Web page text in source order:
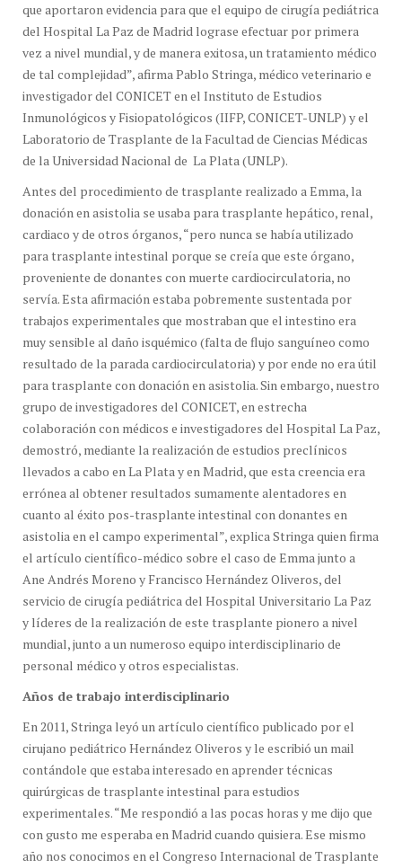
que aportaron evidencia para que el equipo de cirugía pediátrica
del Hospital La Paz de Madrid lograse efectuar por primera
vez a nivel mundial, y de manera exitosa, un tratamiento médico
de tal complejidad”, afirma Pablo Stringa, médico veterinario e
investigador del CONICET en el Instituto de Estudios
Inmunológicos y Fisiopatológicos (IIFP, CONICET-UNLP) y el
Laboratorio de Trasplante de la Facultad de Ciencias Médicas
de la Universidad Nacional de La Plata (UNLP).
Antes del procedimiento de trasplante realizado a Emma, la
donación en asistolia se usaba para trasplante hepático, renal,
cardiaco y de otros órganos, “pero nunca se había utilizado
para trasplante intestinal porque se creía que este órgano,
proveniente de donantes con muerte cardiocirculatoria, no
servía. Esta afirmación estaba pobremente sustentada por
trabajos experimentales que mostraban que el intestino era
muy sensible al daño isquémico (falta de flujo sanguíneo como
resultado de la parada cardiocirculatoria) y por ende no era útil
para trasplante con donación en asistolia. Sin embargo, nuestro
grupo de investigadores del CONICET, en estrecha
colaboración con médicos e investigadores del Hospital La Paz,
demostró, mediante la realización de estudios preclínicos
llevados a cabo en La Plata y en Madrid, que esta creencia era
errónea al obtener resultados sumamente alentadores en
cuanto al éxito pos-trasplante intestinal con donantes en
asistolia en el campo experimental”, explica Stringa quien firma
el artículo científico-médico sobre el caso de Emma junto a
Ane Andrés Moreno y Francisco Hernández Oliveros, del
servicio de cirugía pediátrica del Hospital Universitario La Paz
y líderes de la realización de este trasplante pionero a nivel
mundial, junto a un numeroso equipo interdisciplinario de
personal médico y otros especialistas.
Años de trabajo interdisciplinario
En 2011, Stringa leyó un artículo científico publicado por el
cirujano pediátrico Hernández Oliveros y le escribió un mail
contándole que estaba interesado en aprender técnicas
quirúrgicas de trasplante intestinal para estudios
experimentales. “Me respondió a las pocas horas y me dijo que
con gusto me esperaba en Madrid cuando quisiera. Ese mismo
año nos conocimos en el Congreso Internacional de Trasplante